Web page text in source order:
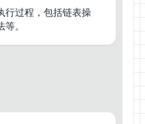
行过程，包括链表操
。